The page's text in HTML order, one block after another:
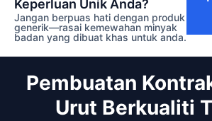
Keperluan Unik Anda?
Jangan berpuas hati dengan produk
generik—rasai kemewahan minyak
badan yang dibuat khas untuk anda.
Pembuatan
Urut Berkualiti